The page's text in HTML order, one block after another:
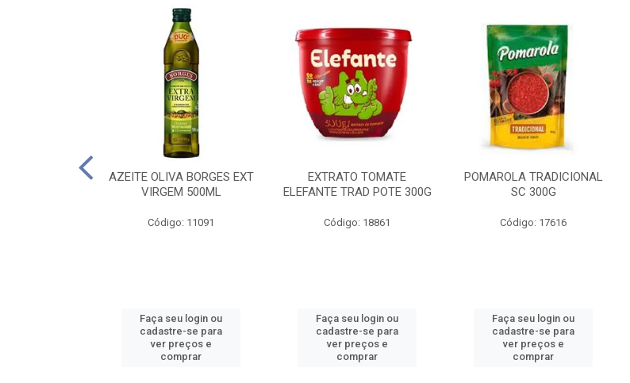
AZEITE OLIVA BORGES EXT
VIRGEM 500ML
Código: 11091
Faça seu login ou
cadastre-se para
ver preços e
comprar
EXTRATO TOMATE
ELEFANTE TRAD POTE 300G
Código: 18861
Faça seu login ou
cadastre-se para
ver preços e
comprar
POMAROLA TRADICIONAL
SC 300G
Código: 17616
Faça seu login ou
cadastre-se para
ver preços e
comprar